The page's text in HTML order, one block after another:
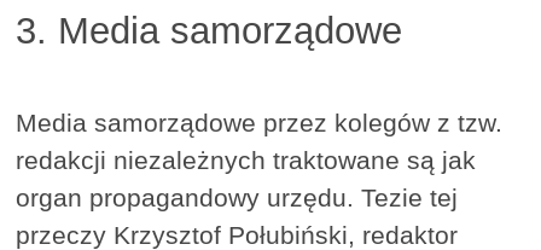
3. Media samorządowe
Media samorządowe przez kolegów z tzw.
redakcji niezależnych traktowane są jak
organ propagandowy urzędu. Tezie tej
przeczy Krzysztof Połubiński, redaktor